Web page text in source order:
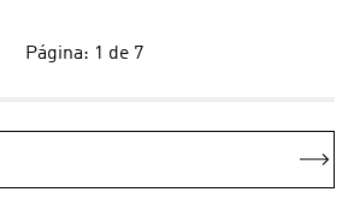
Página: 1 de 7